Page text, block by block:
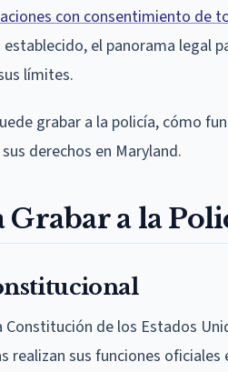
con consentimiento de
el panorama legal
límites.
grabar a la policía, cómo
derechos en Maryland.
Grabar a la
Constitución de los Estados
realizan sus funciones